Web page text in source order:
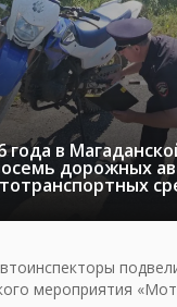
года в
дорожных
мероприятия